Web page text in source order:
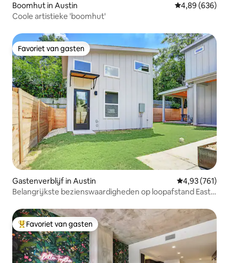
Boomhut in Austin Gemiddelde
4,89 (636)
Coole artistieke 'boomhut'
Favoriet van gasten
Favoriet van gasten
Gastenverblijf in Austin Gemiddelde
4,93 (761)
Belangrijkste bezienswaardigheden op loopafstand East
Topfavoriet van gasten
Favoriet van gasten